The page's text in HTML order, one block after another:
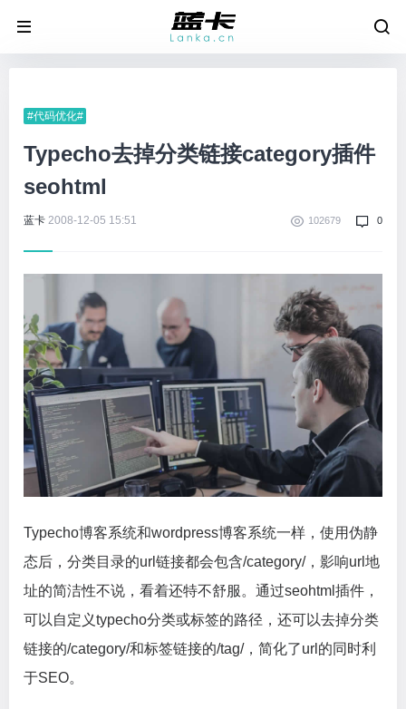
#代码优化#
Typecho去掉分类链接category插件
seohtml
蓝卡 2008-12-05 15:51 102679 0
Typecho博客系统和wordpress博客系统一样，使用伪静
态后，分类目录的url链接都会包含/category/，影响url地
址的简洁性不说，看着还特不舒服。通过seohtml插件，
可以自定义typecho分类或标签的路径，还可以去掉分类
链接的/category/和标签链接的/tag/，简化了url的同时利
于SEO。